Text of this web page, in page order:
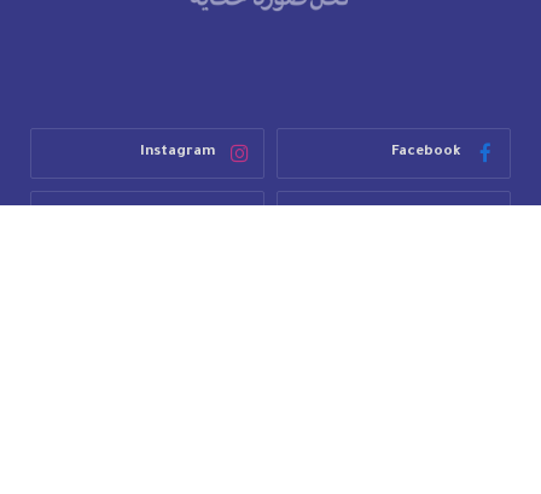
Facebook
Instagram